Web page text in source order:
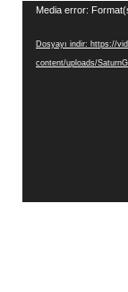
Video
Media error:
Dosyayı indir: https://
content/uploads/